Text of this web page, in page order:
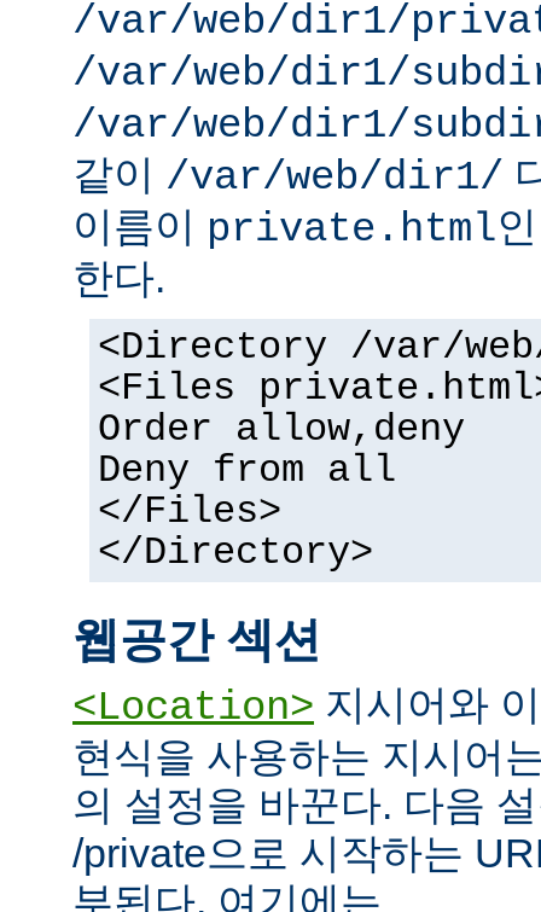
/var/web/dir1/
/var/web/dir1/
/var/web/dir1/
같이 /var/web/dir1/
이름이 private.html
한다.
<Directory /var/
<Files
Order allow,deny
Deny from all
</Files>
</Directory>
웹공간 섹션
<Location> 지시어와
현식을 사용하는 지시어
의 설정을 바꾼다. 다음
/private으로 시작하는
부된다. 여기에는